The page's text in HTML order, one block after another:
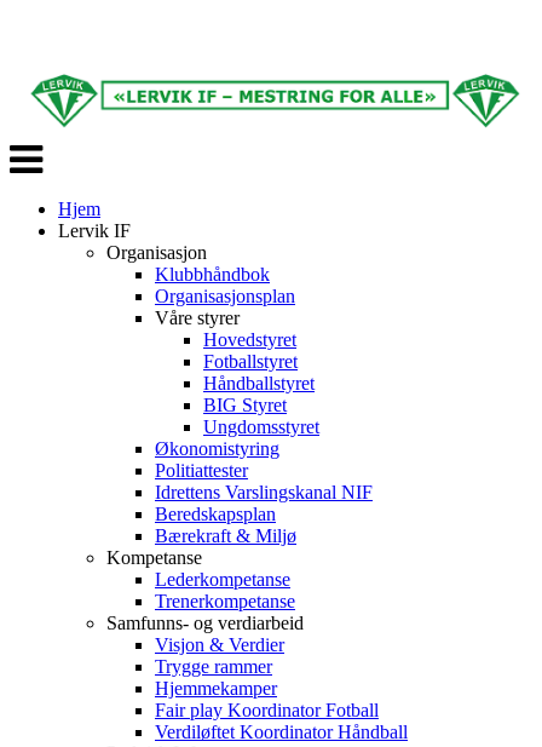
Veksle
navigasjon
Hjem
Lervik IF
Organisasjon
Klubbhåndbok
Organisasjonsplan
Våre styrer
Hovedstyret
Fotballstyret
Håndballstyret
BIG Styret
Ungdomsstyret
Økonomistyring
Politiattester
Idrettens Varslingskanal NIF
Beredskapsplan
Bærekraft & Miljø
Kompetanse
Lederkompetanse
Trenerkompetanse
Samfunns- og verdiarbeid
Visjon & Verdier
Trygge rammer
Hjemmekamper
Fair play Koordinator Fotball
Verdiløftet Koordinator Håndball